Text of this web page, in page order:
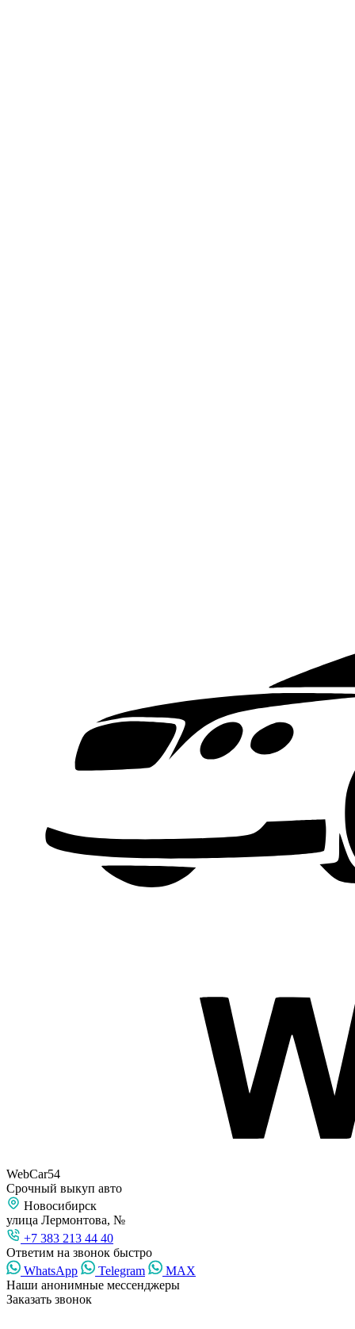
WebCar54
Срочный выкуп авто
Новосибирск
улица Лермонтова, №
+7 383 213 44 40
Ответим на звонок быстро
WhatsApp
Telegram
MAX
Наши анонимные мессенджеры
Заказать звонок